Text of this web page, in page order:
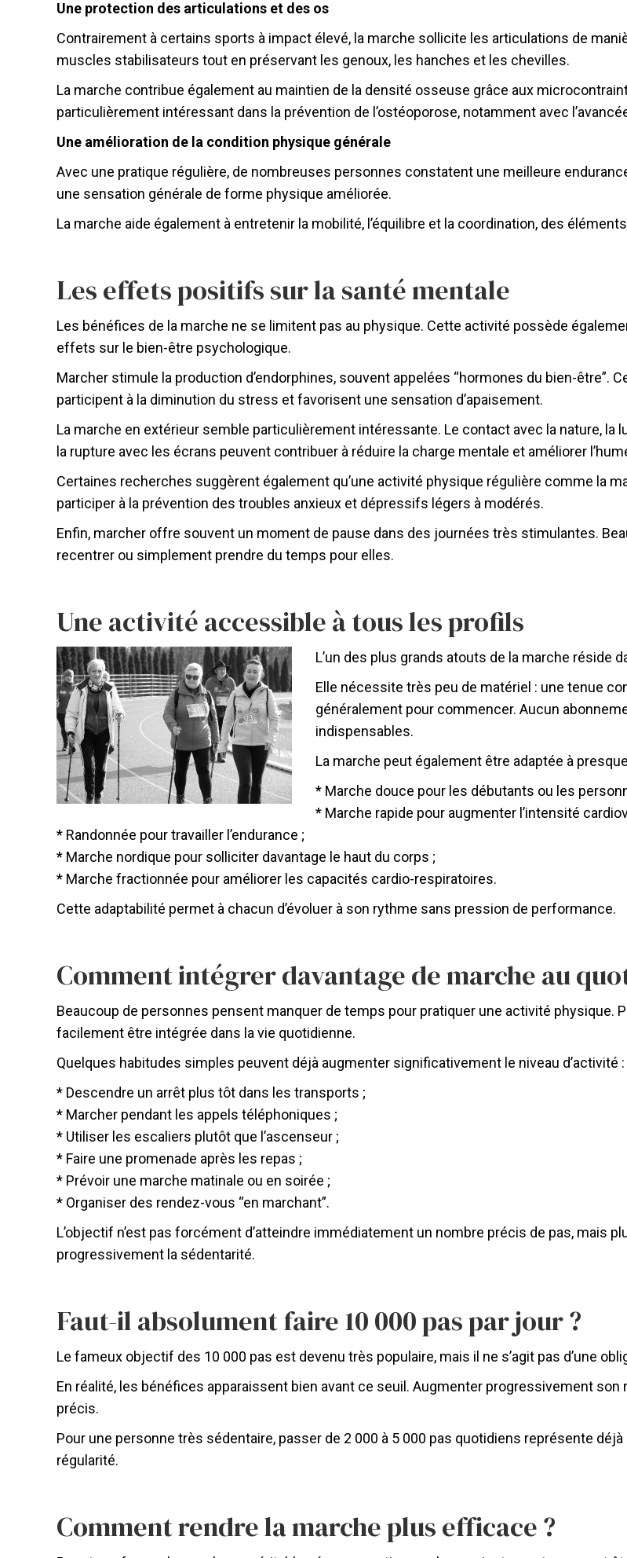
Une protection des articulations et des os
Contrairement à certains sports à impact élevé, la marche sollicite les articulations de
muscles stabilisateurs tout en préservant les genoux, les hanches et les chevilles.
La marche contribue également au maintien de la densité osseuse grâce aux
particulièrement intéressant dans la prévention de l’ostéoporose, notamment avec
Une amélioration de la condition physique générale
Avec une pratique régulière, de nombreuses personnes constatent une meilleure
une sensation générale de forme physique améliorée.
La marche aide également à entretenir la mobilité, l’équilibre et la coordination, des
Les effets positifs sur la santé mentale
Les bénéfices de la marche ne se limitent pas au physique. Cette activité possède
effets sur le bien-être psychologique.
Marcher stimule la production d’endorphines, souvent appelées “hormones du bien-être”.
participent à la diminution du stress et favorisent une sensation d’apaisement.
La marche en extérieur semble particulièrement intéressante. Le contact avec la nature, la
la rupture avec les écrans peuvent contribuer à réduire la charge mentale et améliorer
Certaines recherches suggèrent également qu’une activité physique régulière comme la
participer à la prévention des troubles anxieux et dépressifs légers à modérés.
Enfin, marcher offre souvent un moment de pause dans des journées très stimulantes.
recentrer ou simplement prendre du temps pour elles.
Une activité accessible à tous les profils
L’un des plus grands atouts de la marche réside
Elle nécessite très peu de matériel : une tenue
généralement pour commencer. Aucun
indispensables.
La marche peut également être adaptée à
* Marche douce pour les débutants ou les
* Marche rapide pour augmenter l’intensité
* Randonnée pour travailler l’endurance ;
* Marche nordique pour solliciter davantage le haut du corps ;
* Marche fractionnée pour améliorer les capacités cardio-respiratoires.
Cette adaptabilité permet à chacun d’évoluer à son rythme sans pression de performance.
Comment intégrer davantage de marche au
Beaucoup de personnes pensent manquer de temps pour pratiquer une activité physique.
facilement être intégrée dans la vie quotidienne.
Quelques habitudes simples peuvent déjà augmenter significativement le niveau d’activité :
* Descendre un arrêt plus tôt dans les transports ;
* Marcher pendant les appels téléphoniques ;
* Utiliser les escaliers plutôt que l’ascenseur ;
* Faire une promenade après les repas ;
* Prévoir une marche matinale ou en soirée ;
* Organiser des rendez-vous “en marchant”.
L’objectif n’est pas forcément d’atteindre immédiatement un nombre précis de pas, mais
progressivement la sédentarité.
Faut-il absolument faire 10 000 pas par jour ?
Le fameux objectif des 10 000 pas est devenu très populaire, mais il ne s’agit pas d’une
En réalité, les bénéfices apparaissent bien avant ce seuil. Augmenter progressivement
précis.
Pour une personne très sédentaire, passer de 2 000 à 5 000 pas quotidiens représente
régularité.
Comment rendre la marche plus efficace ?